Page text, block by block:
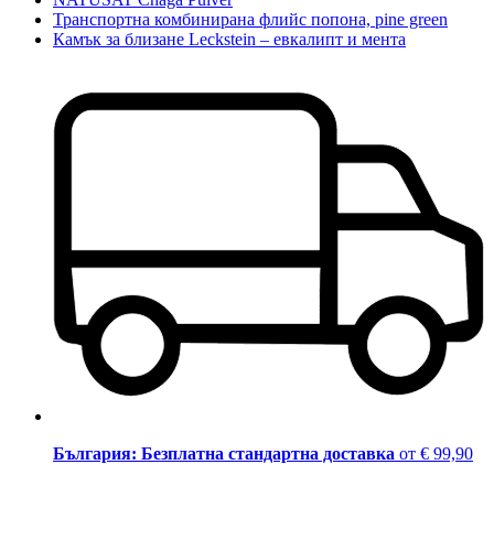
Транспортна комбинирана флийс попона, pine green
Камък за близане Leckstein – евкалипт и мента
България: Безплатна стандартна доставка от € 99,90